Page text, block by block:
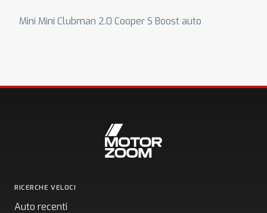
Mini Mini Clubman 2.0 Cooper S Boost auto
RICERCHE VELOCI
Auto recenti